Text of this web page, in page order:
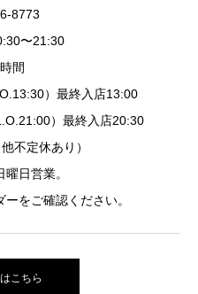
8773
〜21:30
間
）最終入店13:00
）最終入店20:30
不定休あり）
日営業。
をご確認ください。
こちら